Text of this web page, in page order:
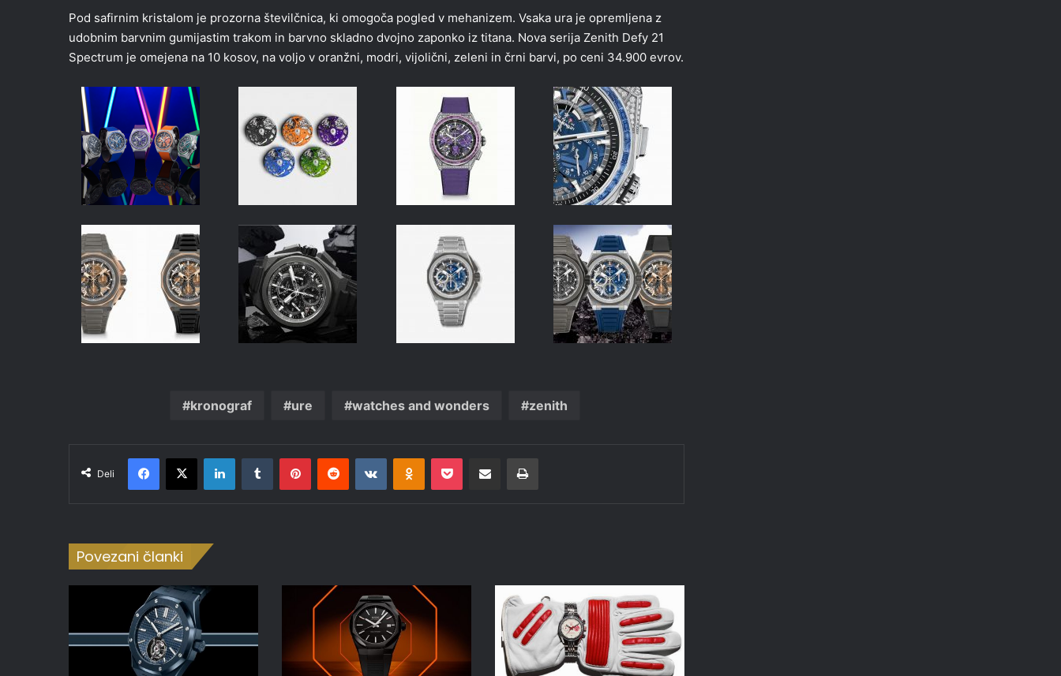
Pod safirnim kristalom je prozorna številčnica, ki omogoča pogled v mehanizem. Vsaka ura je opremljena z
udobnim barvnim gumijastim trakom in barvno skladno dvojno zaponko iz titana. Nova serija Zenith Defy 21
Spectrum je omejena na 10 kosov, na voljo v oranžni, modri, vijolični, zeleni in črni barvi, po ceni 34.900 evrov.
kronograf ure watches and wonders zenith
Deli
Facebook
X LinkedInTumblr PinterestReddit VKontakteOdnoklassniki
Pocket Deli po epošti Natisni
Povezani članki